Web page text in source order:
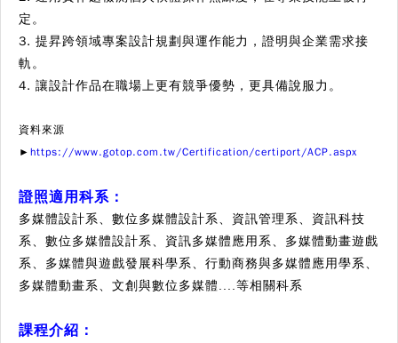
定。
3. 提昇跨領域專案設計規劃與運作能力，證明與企業需求接
軌。
4. 讓設計作品在職場上更有競爭優勢，更具備說服力。
資料來源
►https://www.gotop.com.tw/Certification/certiport/ACP.aspx
證照適用科系：
多媒體設計系、數位多媒體設計系、資訊管理系、資訊科技
系、數位多媒體設計系、資訊多媒體應用系、多媒體動畫遊戲
系、多媒體與遊戲發展科學系、行動商務與多媒體應用學系、
多媒體動畫系、文創與數位多媒體....等相關科系
課程介紹：